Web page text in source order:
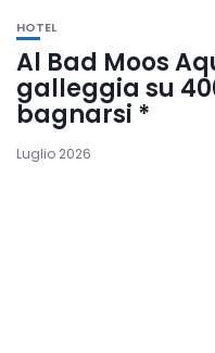
HOTEL
Al Bad Moos
galleggia su
bagnarsi *
Luglio 2026